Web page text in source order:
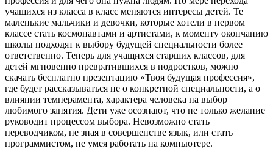
учащихся из класса в класс меняются интересы детей. Те
маленькие мальчики и девочки, которые хотели в первом
классе стать космонавтами и артистами, к моменту окончанию
школы подходят к выбору будущей специальности более
ответственно. Теперь для учащихся старших классов, для
детей мгновенно превратившихся в подростков, можно
скачать бесплатно презентацию «Твоя будущая профессия»,
где будет рассказываться не о конкретной специальности, а о
влиянии темперамента, характера человека на выбор
любимого занятия. Дети уже осознают, что не только желание
руководит процессом выбора. Невозможно стать
переводчиком, не зная в совершенстве язык, или стать
программистом, не умея работать на компьютере.